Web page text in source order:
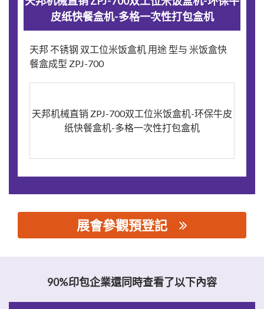
皮纸快餐盒机-多格一次性打包盒机
天邦 不锈钢 双工位米饭盒机 用途 型与 米饭盒快
餐盒成型 ZPJ-700
天邦机械直销 ZPJ-700双工位米饭盒机-环保牛皮
纸快餐盒机-多格一次性打包盒机
展會參觀預登記
90%印包企業還同時查看了以下內容